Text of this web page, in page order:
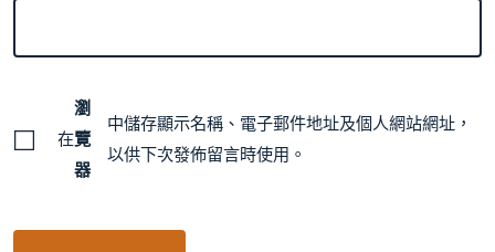
在
瀏
覽
器
中儲存顯示名稱、電子郵件地址及個人網站網址，
以供下次發佈留言時使用。